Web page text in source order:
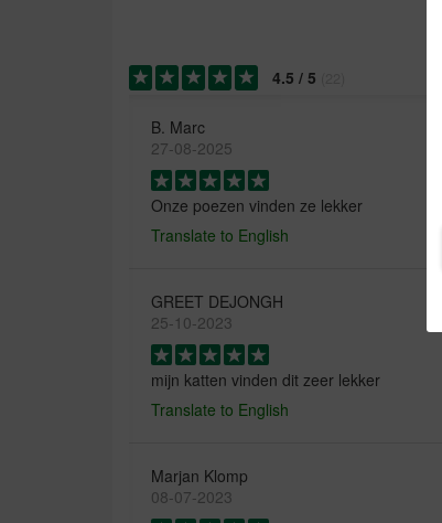
4.5 / 5
B. Marc
27-08-2025
Onze poezen vinden ze lekker
Translate to English
GREET DEJONGH
25-10-2023
mijn katten vinden dit zeer lekker
Translate to English
Marjan Klomp
08-07-2023